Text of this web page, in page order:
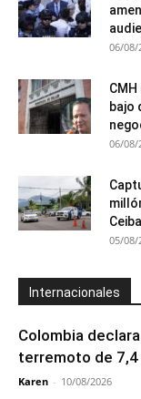
06/08/
bajo
06/08/
Ceiba
05/08/
Internacionales
Colombia
terremoto de 7,4
Karen - 10/08/2026